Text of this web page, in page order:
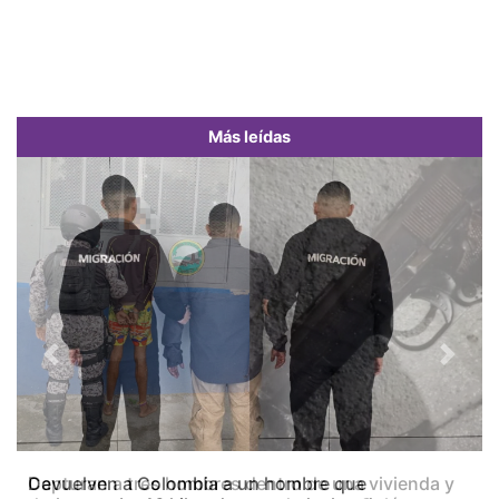
Más leídas
Capturan a tres hombres dentro de una vivienda y
Previous Next